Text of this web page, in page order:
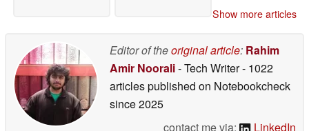
Show more articles
Editor of theoriginal article: Rahim
Amir Noorali- Tech Writer- 1022
articles published on Notebookcheck
since 2025
contact me via:
LinkedIn